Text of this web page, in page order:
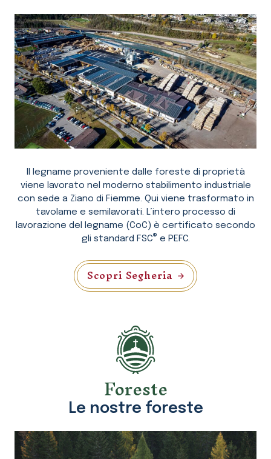
Il legname proveniente dalle foreste di proprietà
viene lavorato nel moderno stabilimento industriale
con sede a Ziano di Fiemme. Qui viene trasformato in
tavolame e semilavorati. L’intero processo di
lavorazione del legname (CoC) è certificato secondo
gli standard FSC® e PEFC.
Scopri Segheria
Foreste
Le nostre foreste